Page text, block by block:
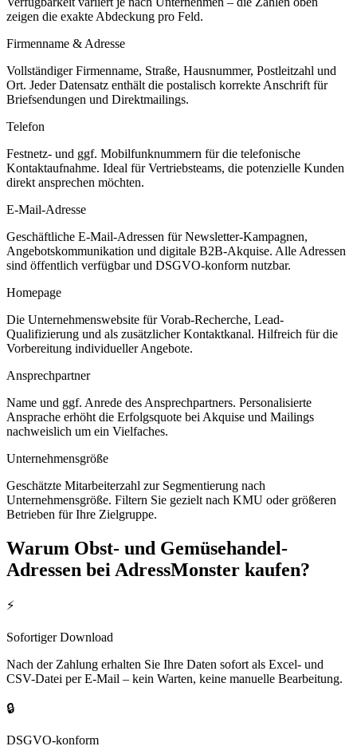
zeigen die exakte Abdeckung pro Feld.
Firmenname & Adresse
Vollständiger Firmenname, Straße, Hausnummer, Postleitzahl und
Ort. Jeder Datensatz enthält die postalisch korrekte Anschrift für
Briefsendungen und Direktmailings.
Telefon
Festnetz- und ggf. Mobilfunknummern für die telefonische
Kontaktaufnahme. Ideal für Vertriebsteams, die potenzielle Kunden
direkt ansprechen möchten.
E-Mail-Adresse
Geschäftliche E-Mail-Adressen für Newsletter-Kampagnen,
Angebotskommunikation und digitale B2B-Akquise. Alle Adressen
sind öffentlich verfügbar und DSGVO-konform nutzbar.
Homepage
Die Unternehmenswebsite für Vorab-Recherche, Lead-
Qualifizierung und als zusätzlicher Kontaktkanal. Hilfreich für die
Vorbereitung individueller Angebote.
Ansprechpartner
Name und ggf. Anrede des Ansprechpartners. Personalisierte
Ansprache erhöht die Erfolgsquote bei Akquise und Mailings
nachweislich um ein Vielfaches.
Unternehmensgröße
Geschätzte Mitarbeiterzahl zur Segmentierung nach
Unternehmensgröße. Filtern Sie gezielt nach KMU oder größeren
Betrieben für Ihre Zielgruppe.
Warum Obst- und Gemüsehandel-
Adressen bei AdressMonster kaufen?
⚡
Sofortiger Download
Nach der Zahlung erhalten Sie Ihre Daten sofort als Excel- und
CSV-Datei per E-Mail – kein Warten, keine manuelle Bearbeitung.
🔒
DSGVO-konform